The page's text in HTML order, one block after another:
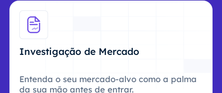
Investigação de Mercado
Entenda o seu mercado-alvo como a palma
da sua mão antes de entrar.